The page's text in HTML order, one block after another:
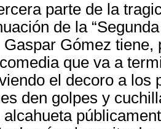
parte de la
de la
Gaspar Gómez tiene,
que va a
el decoro a los
den golpes y
alcahueta